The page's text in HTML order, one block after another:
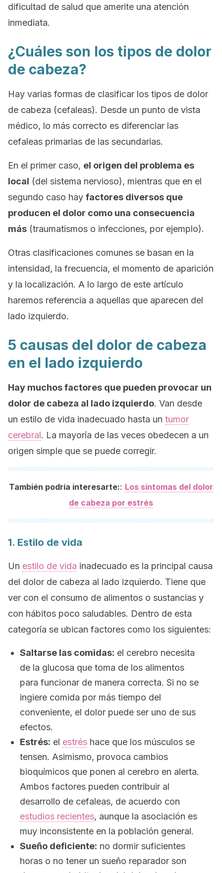
dificultad de salud que amerite una atención
inmediata.
¿Cuáles son los tipos de dolor
de cabeza?
Hay varias formas de clasificar los tipos de dolor
de cabeza (cefaleas). Desde un punto de vista
médico, lo más correcto es diferenciar las
cefaleas primarias de las secundarias.
En el primer caso, el origen del problema es
local (del sistema nervioso), mientras que en el
segundo caso hay factores diversos que
producen el dolor como una consecuencia
más (traumatismos o infecciones, por ejemplo).
Otras clasificaciones comunes se basan en la
intensidad, la frecuencia, el momento de aparición
y la localización. A lo largo de este artículo
haremos referencia a aquellas que aparecen del
lado izquierdo.
5 causas del dolor de cabeza
en el lado izquierdo
Hay muchos factores que pueden provocar un
dolor de cabeza al lado izquierdo. Van desde
un estilo de vida inadecuado hasta un tumor
cerebral. La mayoría de las veces obedecen a un
origen simple que se puede corregir.
También podría interesarte:: Los síntomas del dolor
de cabeza por estrés
1. Estilo de vida
Un estilo de vida inadecuado es la principal causa
del dolor de cabeza al lado izquierdo. Tiene que
ver con el consumo de alimentos o sustancias y
con hábitos poco saludables. Dentro de esta
categoría se ubican factores como los siguientes:
Saltarse las comidas: el cerebro necesita
de la glucosa que toma de los alimentos
para funcionar de manera correcta. Si no se
ingiere comida por más tiempo del
conveniente, el dolor puede ser uno de sus
efectos.
Estrés: el estrés hace que los músculos se
tensen. Asimismo, provoca cambios
bioquímicos que ponen al cerebro en alerta.
Ambos factores pueden contribuir al
desarrollo de cefaleas, de acuerdo con
estudios recientes, aunque la asociación es
muy inconsistente en la población general.
Sueño deficiente: no dormir suficientes
horas o no tener un sueño reparador son